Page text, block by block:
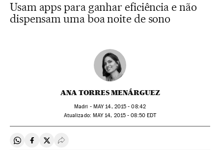
Usam apps para ganhar eficiência e não
dispensam uma boa noite de sono
ANA TORRES MENÁRGUEZ
Madri - MAY14, 2015 - 08:42
atualizado: MAY14, 2015 - 08:50EDT
Compartir en Whatsapp
Compartir en Facebook
Compartir en Twitter
Desplegar Redes Sociales